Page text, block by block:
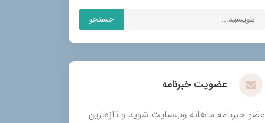
جستجو
عضویت خبرنامه
عضو خبرنامه ماهانه وب‌سایت شوید و تازه‌ترین